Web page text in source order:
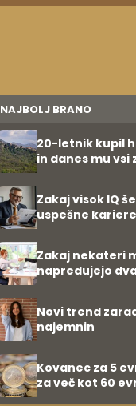
NAJBOLJ BRANO
20-letnik kupil
in danes mu vsi
Zakaj visok IQ
uspešne
Zakaj nekateri
napredujejo
Novi trend
najemnin
Kovanec za 5
za več kot 60